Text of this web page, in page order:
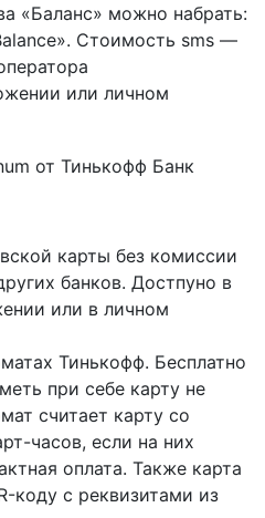
«Баланс» можно набрать:
Стоимость sms —
или личном
карты без комиссии
банков. Достпуно в
или в личном
Тинькофф. Бесплатно
при себе карту не
считает карту со
часов, если на них
оплата. Также карта
коду с реквизитами из